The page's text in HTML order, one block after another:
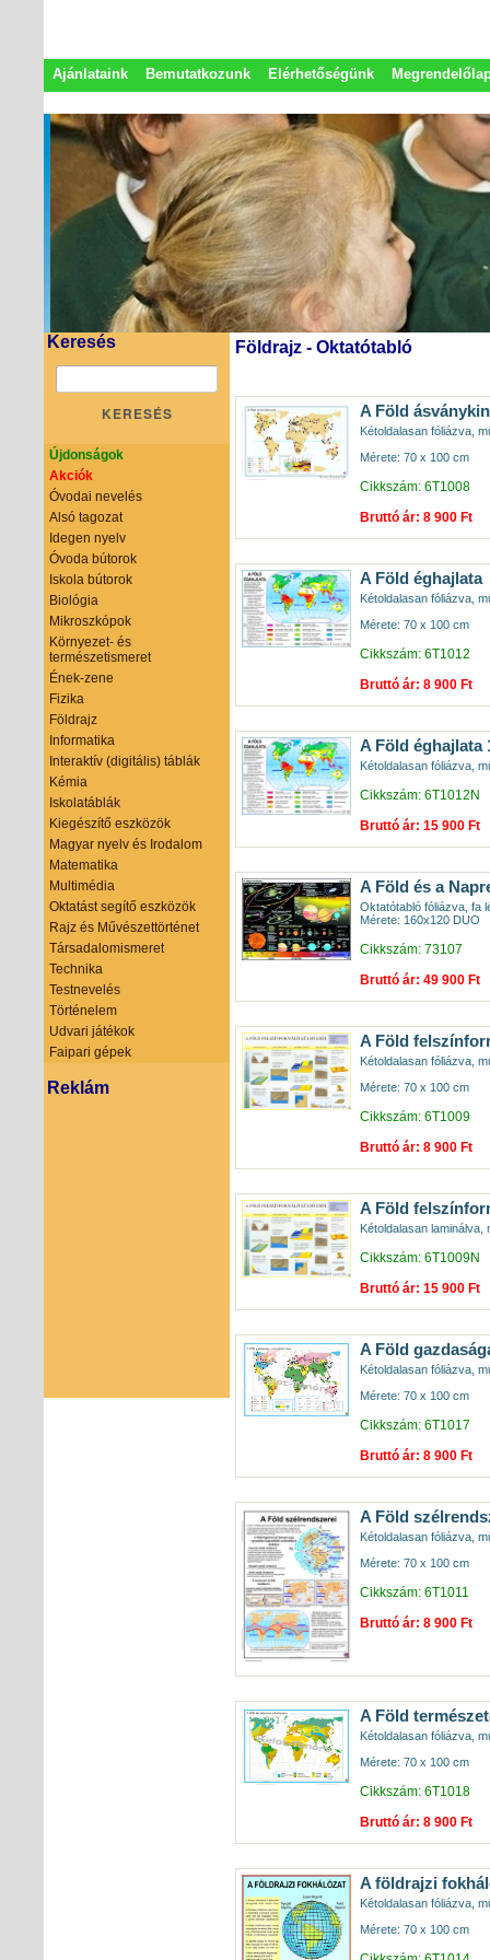
Ajánlataink Bemutatkozunk Elérhetőségünk
Keresés
KERESÉS
Újdonságok
Akciók
Óvodai nevelés
Alsó tagozat
Idegen nyelv
Óvoda bútorok
Iskola bútorok
Biológia
Mikroszkópok
Környezet- és
természetismeret
Ének-zene
Fizika
Földrajz
Informatika
Interaktív (digitális) táblák
Kémia
Iskolatáblák
Kiegészítő eszközök
Magyar nyelv és Irodalom
Matematika
Multimédia
Oktatást segítő eszközök
Rajz és Művészettörténet
Társadalomismeret
Technika
Testnevelés
Történelem
Udvari játékok
Faipari gépek
Reklám
Földrajz - Oktatótabló
A Föld
Kétoldalasan fóliázva,
Mérete: 70 x 100 cm
Cikkszám: 6T1008
Bruttó ár: 8 900 Ft
A Föld éghajlata
Kétoldalasan fóliázva,
Mérete: 70 x 100 cm
Cikkszám: 6T1012
Bruttó ár: 8 900 Ft
A Föld éghajlata
Kétoldalasan fóliázva,
Cikkszám: 6T1012N
Bruttó ár: 15 900 Ft
A Föld és a
Oktatótabló fóliázva, fa
Mérete: 160x120 DUO
Cikkszám: 73107
Bruttó ár: 49 900 Ft
A Föld
Kétoldalasan fóliázva,
Mérete: 70 x 100 cm
Cikkszám: 6T1009
Bruttó ár: 8 900 Ft
A Föld
Kétoldalasan
Cikkszám: 6T1009N
Bruttó ár: 15 900 Ft
A Föld
Kétoldalasan fóliázva,
Mérete: 70 x 100 cm
Cikkszám: 6T1017
Bruttó ár: 8 900 Ft
A Föld
Kétoldalasan fóliázva,
Mérete: 70 x 100 cm
Cikkszám: 6T1011
Bruttó ár: 8 900 Ft
A Föld
Kétoldalasan fóliázva,
Mérete: 70 x 100 cm
Cikkszám: 6T1018
Bruttó ár: 8 900 Ft
A földrajzi
Kétoldalasan fóliázva,
Mérete: 70 x 100 cm